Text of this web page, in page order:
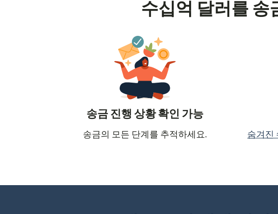
수십억 달러를 송
송금 진행 상황 확인 가능
송금의 모든 단계를 추적하세요. 숨겨진